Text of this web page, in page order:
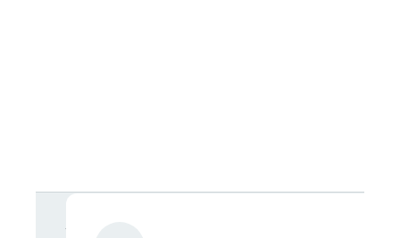
JLL Newsletter